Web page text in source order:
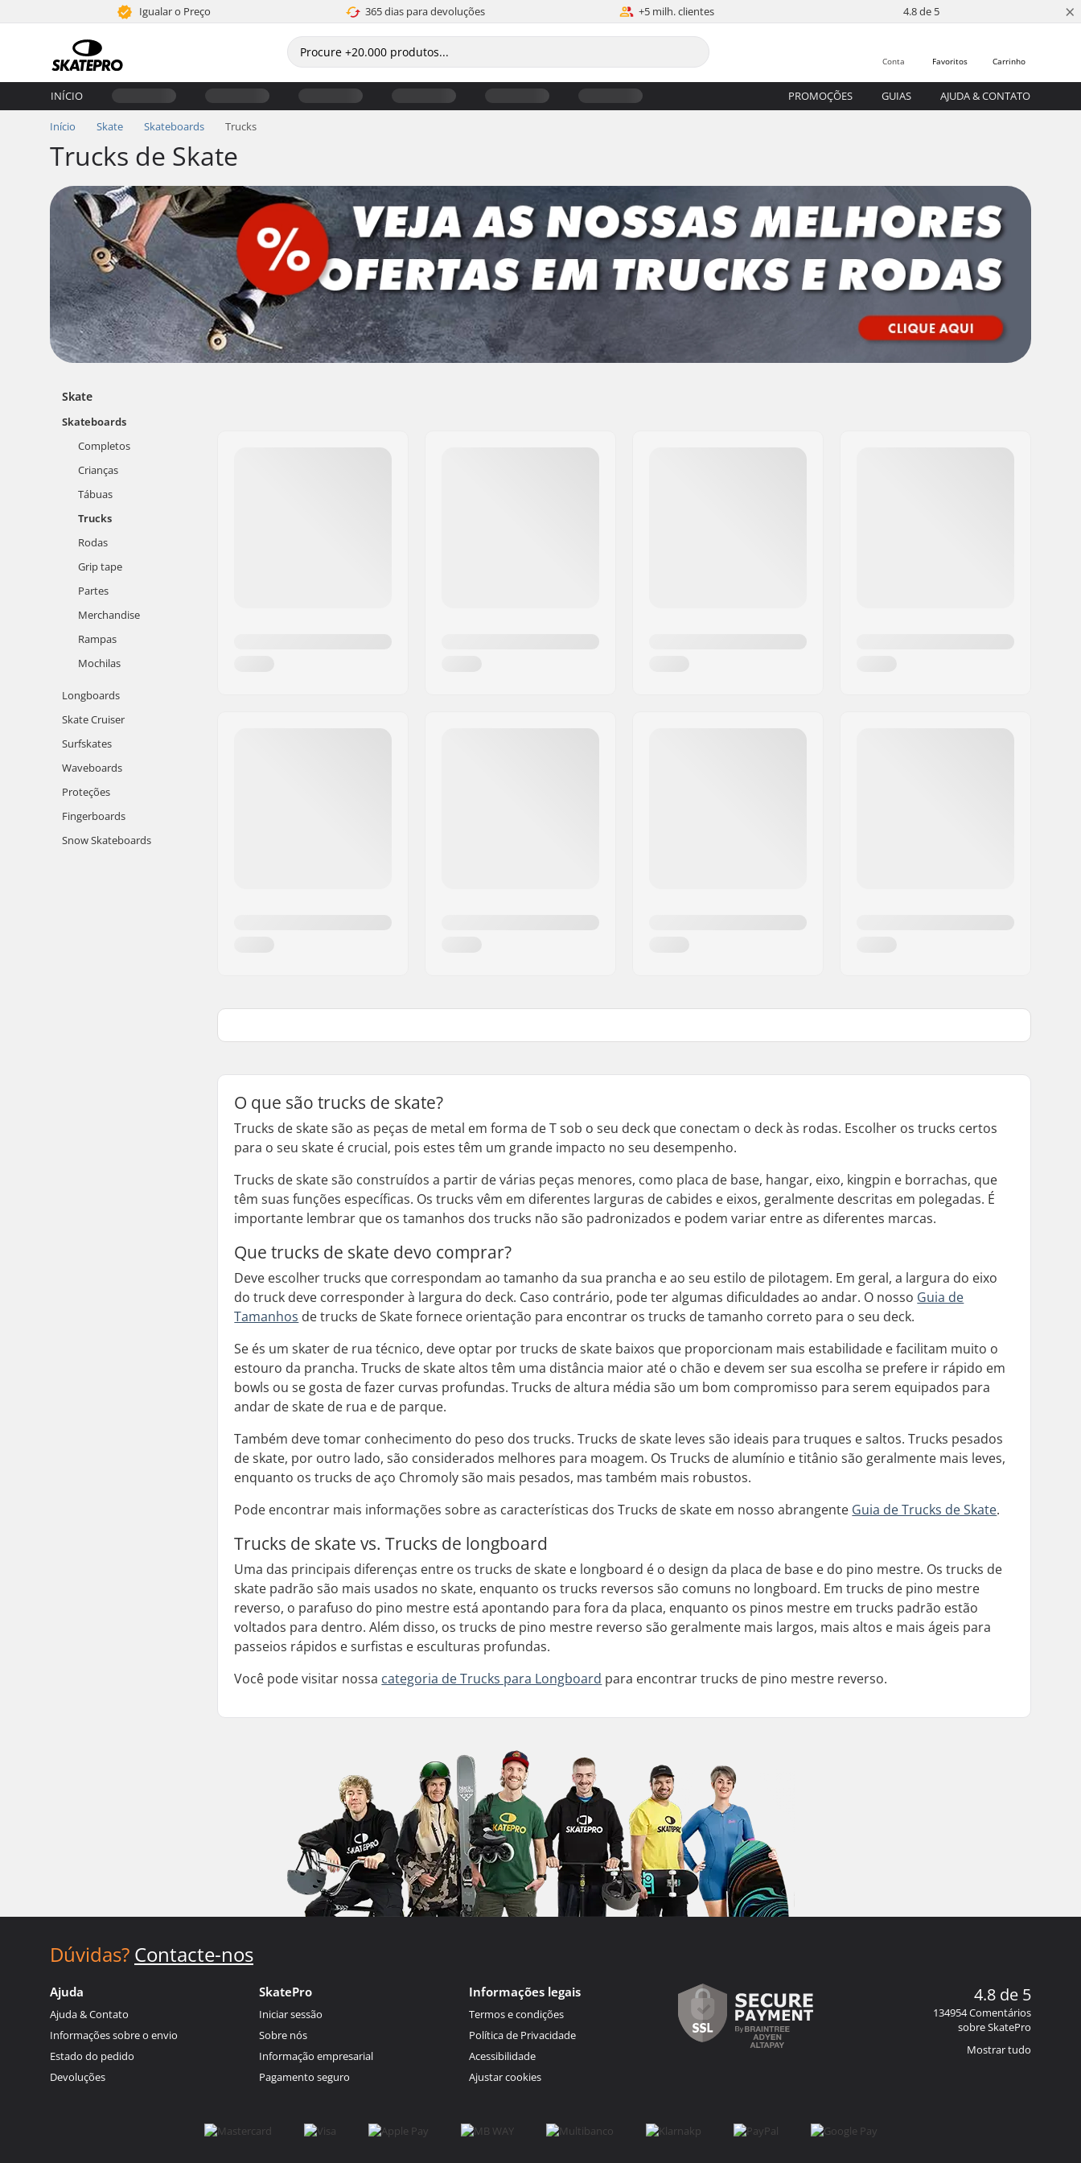
Igualar o Preço 365 dias para devoluções +5 milh. clientes 4.8 de 5 ×
Carrinho
Favoritos
Conta
INÍCIO PROMOÇÕES GUIAS AJUDA & CONTATO
Início Skate Skateboards Trucks
Trucks de Skate
Skate
Skateboards
Completos
Crianças
Tábuas
Trucks
Rodas
Grip tape
Partes
Merchandise
Rampas
Mochilas
Longboards
Skate Cruiser
Surfskates
Waveboards
Proteções
Fingerboards
Snow Skateboards
O que são trucks de skate?
Trucks de skate são as peças de metal em forma de T sob o seu deck que conectam o deck às rodas. Escolher os trucks certos
para o seu skate é crucial, pois estes têm um grande impacto no seu desempenho.
Trucks de skate são construídos a partir de várias peças menores, como placa de base, hangar, eixo, kingpin e borrachas, que
têm suas funções específicas. Os trucks vêm em diferentes larguras de cabides e eixos, geralmente descritas em polegadas. É
importante lembrar que os tamanhos dos trucks não são padronizados e podem variar entre as diferentes marcas.
Que trucks de skate devo comprar?
Deve escolher trucks que correspondam ao tamanho da sua prancha e ao seu estilo de pilotagem. Em geral, a largura do eixo
do truck deve corresponder à largura do deck. Caso contrário, pode ter algumas dificuldades ao andar. O nosso Guia de
Tamanhos de trucks de Skate fornece orientação para encontrar os trucks de tamanho correto para o seu deck.
Se és um skater de rua técnico, deve optar por trucks de skate baixos que proporcionam mais estabilidade e facilitam muito o
estouro da prancha. Trucks de skate altos têm uma distância maior até o chão e devem ser sua escolha se prefere ir rápido em
bowls ou se gosta de fazer curvas profundas. Trucks de altura média são um bom compromisso para serem equipados para
andar de skate de rua e de parque.
Também deve tomar conhecimento do peso dos trucks. Trucks de skate leves são ideais para truques e saltos. Trucks pesados
de skate, por outro lado, são considerados melhores para moagem. Os Trucks de alumínio e titânio são geralmente mais leves,
enquanto os trucks de aço Chromoly são mais pesados, mas também mais robustos.
Pode encontrar mais informações sobre as características dos Trucks de skate em nosso abrangente Guia de Trucks de Skate.
Trucks de skate vs. Trucks de longboard
Uma das principais diferenças entre os trucks de skate e longboard é o design da placa de base e do pino mestre. Os trucks de
skate padrão são mais usados no skate, enquanto os trucks reversos são comuns no longboard. Em trucks de pino mestre
reverso, o parafuso do pino mestre está apontando para fora da placa, enquanto os pinos mestre em trucks padrão estão
voltados para dentro. Além disso, os trucks de pino mestre reverso são geralmente mais largos, mais altos e mais ágeis para
passeios rápidos e surfistas e esculturas profundas.
Você pode visitar nossa categoria de Trucks para Longboard para encontrar trucks de pino mestre reverso.
Dúvidas? Contacte-nos
Ajuda
Ajuda & Contato
Informações sobre o envio
Estado do pedido
Devoluções
SkatePro
Iniciar sessão
Sobre nós
Informação empresarial
Pagamento seguro
Informações legais
Termos e condições
Política de Privacidade
Acessibilidade
Ajustar cookies
4.8 de 5
134954 Comentários
sobre SkatePro
Mostrar tudo